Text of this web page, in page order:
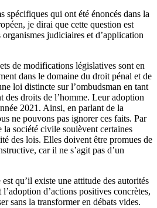
spécifiques qui ont été énoncés dans la
je dirai que cette question est
judiciaires et d’application
de modifications législatives sont en
dans le domaine du droit pénal et de
loi distincte sur l’ombudsman en tant
des droits de l’homme. Leur adoption
2021. Ainsi, en parlant de la
ne pouvons pas ignorer ces faits. Par
la société civile soulèvent certaines
des lois. Elles doivent être promues de
car il ne s’agit pas d’un
qu’il existe une attitude des autorités
d’actions positives concrètes,
sans la transformer en débats vides.